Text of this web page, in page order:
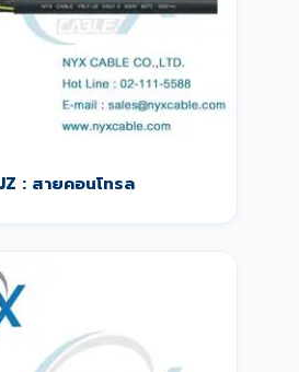
: สายคอนโทรล